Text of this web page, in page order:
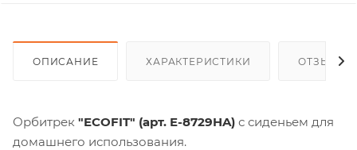
ОПИСАНИЕ ХАРАКТЕРИСТИКИ ОТЗЫВЫ
Орбитрек "ECOFIT" (арт. E-8729HA) с сиденьем для
домашнего использования.